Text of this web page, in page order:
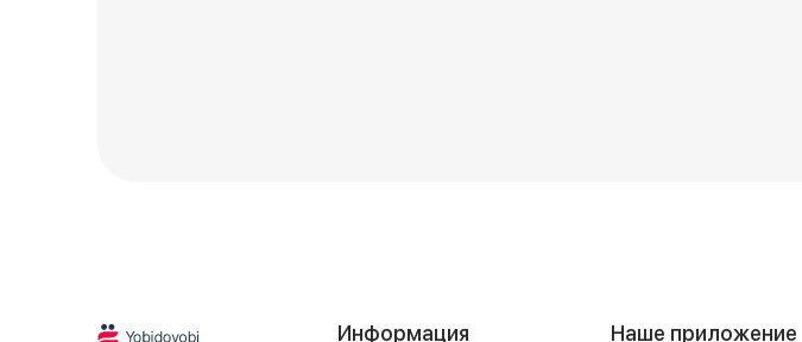
Информация Наше приложение